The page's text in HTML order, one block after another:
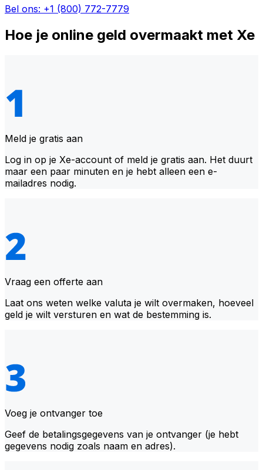
Bel ons: +1 (800) 772-7779
Hoe je online geld overmaakt met Xe
Meld je gratis aan
Log in op je Xe-account of meld je gratis aan. Het duurt
maar een paar minuten en je hebt alleen een e-
mailadres nodig.
Vraag een offerte aan
Laat ons weten welke valuta je wilt overmaken, hoeveel
geld je wilt versturen en wat de bestemming is.
Voeg je ontvanger toe
Geef de betalingsgegevens van je ontvanger (je hebt
gegevens nodig zoals naam en adres).